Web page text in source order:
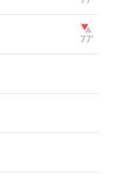
77‎’‎